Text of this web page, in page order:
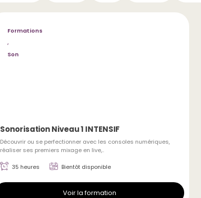
Sonorisation Niveau 1 INTENSIF
Découvrir ou se perfectionner avec les consoles numériques,
réaliser ses premiers mixage en live,..
Formations
,
Son
35 heures Bientôt disponible
Voir la formation